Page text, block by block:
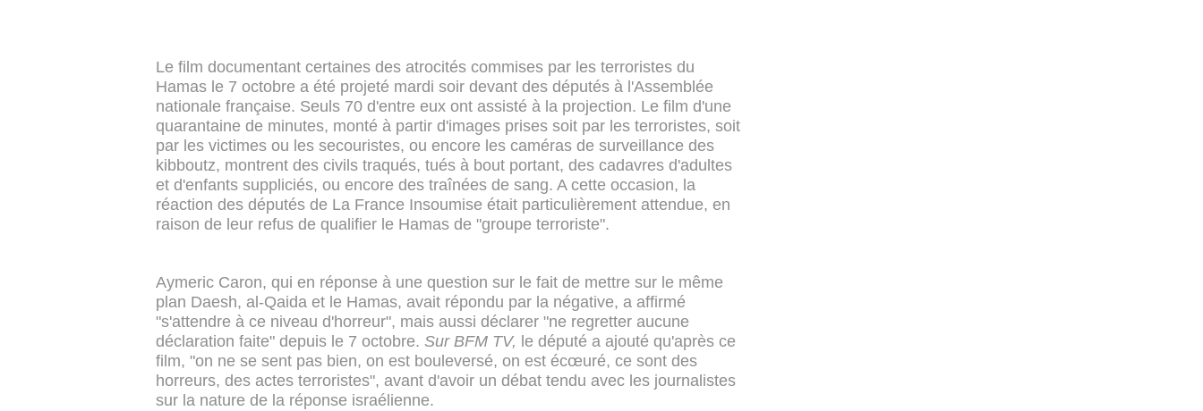
Le film documentant certaines des atrocités commises par les terroristes du
Hamas le 7 octobre a été projeté mardi soir devant des députés à l'Assemblée
nationale française. Seuls 70 d'entre eux ont assisté à la projection. Le film d'une
quarantaine de minutes, monté à partir d'images prises soit par les terroristes, soit
par les victimes ou les secouristes, ou encore les caméras de surveillance des
kibboutz, montrent des civils traqués, tués à bout portant, des cadavres d'adultes
et d'enfants suppliciés, ou encore des traînées de sang. A cette occasion, la
réaction des députés de La France Insoumise était particulièrement attendue, en
raison de leur refus de qualifier le Hamas de "groupe terroriste".
Aymeric Caron, qui en réponse à une question sur le fait de mettre sur le même
plan Daesh, al-Qaida et le Hamas, avait répondu par la négative, a affirmé
"s'attendre à ce niveau d'horreur", mais aussi déclarer "ne regretter aucune
déclaration faite" depuis le 7 octobre. Sur BFM TV, le député a ajouté qu'après ce
film, "on ne se sent pas bien, on est bouleversé, on est écœuré, ce sont des
horreurs, des actes terroristes", avant d'avoir un débat tendu avec les journalistes
sur la nature de la réponse israélienne.